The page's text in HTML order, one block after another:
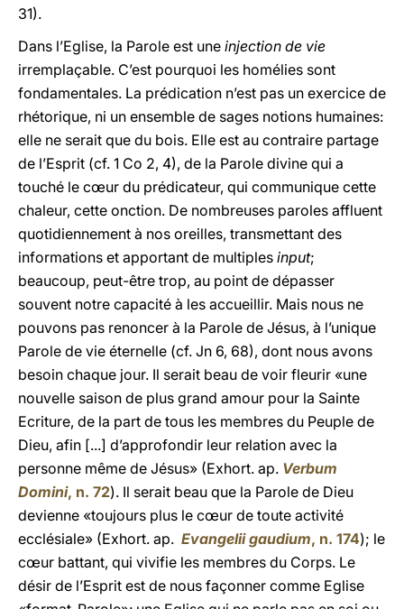
31).
Dans l’Eglise, la Parole est une injection de vie
irremplaçable. C’est pourquoi les homélies sont
fondamentales. La prédication n’est pas un exercice de
rhétorique, ni un ensemble de sages notions humaines:
elle ne serait que du bois. Elle est au contraire partage
de l’Esprit (cf. 1 Co 2, 4), de la Parole divine qui a
touché le cœur du prédicateur, qui communique cette
chaleur, cette onction. De nombreuses paroles affluent
quotidiennement à nos oreilles, transmettant des
informations et apportant de multiples input;
beaucoup, peut-être trop, au point de dépasser
souvent notre capacité à les accueillir. Mais nous ne
pouvons pas renoncer à la Parole de Jésus, à l’unique
Parole de vie éternelle (cf. Jn 6, 68), dont nous avons
besoin chaque jour. Il serait beau de voir fleurir «une
nouvelle saison de plus grand amour pour la Sainte
Ecriture, de la part de tous les membres du Peuple de
Dieu, afin [...] d’approfondir leur relation avec la
personne même de Jésus» (Exhort. ap. Verbum
Domini, n. 72). Il serait beau que la Parole de Dieu
devienne «toujours plus le cœur de toute activité
ecclésiale» (Exhort. ap. Evangelii gaudium, n. 174); le
cœur battant, qui vivifie les membres du Corps. Le
désir de l’Esprit est de nous façonner comme Eglise